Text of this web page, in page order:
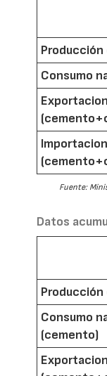
Consumo
Fuente:
Datos
Consumo
(cemento)